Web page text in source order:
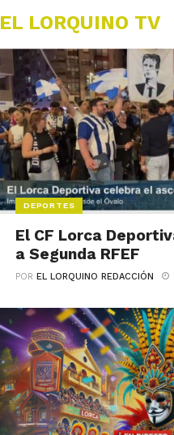
EL LORQUINO TV
DEPORTES
El CF Lorca
a Segunda RFEF
POREL LORQUINO REDACCIÓN